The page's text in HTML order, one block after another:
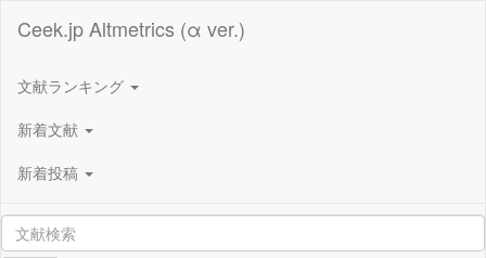
Ceek.jp Altmetrics (α ver.)
文献ランキング
新着文献
新着投稿